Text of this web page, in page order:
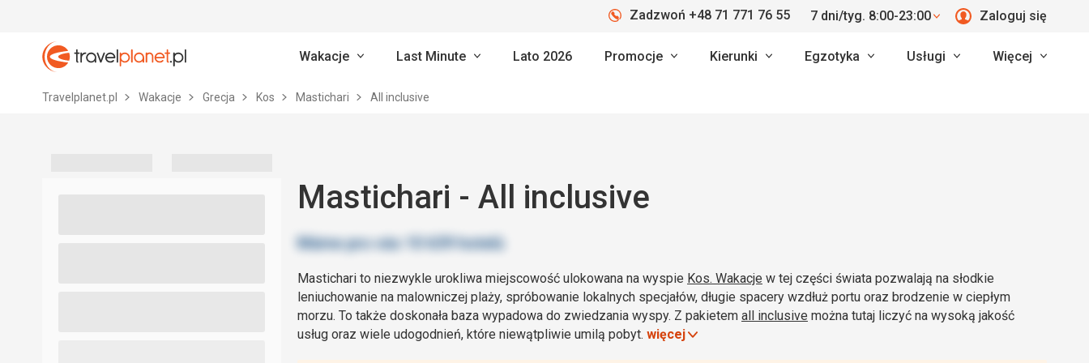
Travelplanet.pl
Zadzwoń +48 71 771 76 55 7 dni/tyg. 8:00-23:00 Zaloguj się
Wakacje Last Minute Lato 2026 Promocje Kierunki Egzotyka Usługi Więcej
Travelplanet.pl Wakacje Grecja Kos Mastichari All inclusive
Mastichari - All inclusive
Mastichari to niezwykle urokliwa miejscowość ulokowana na wyspie Kos. Wakacje w tej części świata pozwalają na słodkie
leniuchowanie na malowniczej plaży, spróbowanie lokalnych specjałów, długie spacery wzdłuż portu oraz brodzenie w ciepłym
morzu. To także doskonała baza wypadowa do zwiedzania wyspy. Z pakietem all inclusive można tutaj liczyć na wysoką jakość
usług oraz wiele udogodnień, które niewątpliwie umilą pobyt. więcej